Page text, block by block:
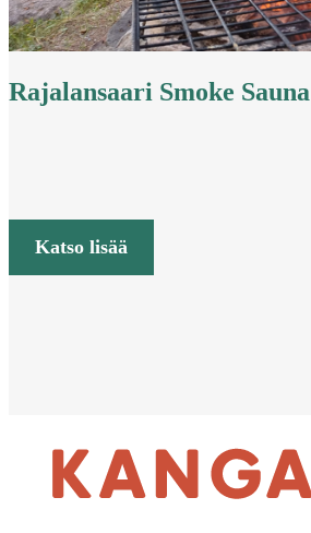
Rajalansaari Smoke Sauna
Katso lisää